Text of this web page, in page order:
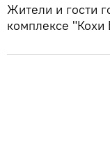
Жители и гости
комплексе "Кохи